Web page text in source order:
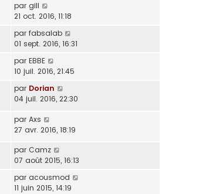
par gill
21 oct. 2016, 11:18
par fabsalab
01 sept. 2016, 16:31
par EBBE
10 juil. 2016, 21:45
par Dorian
04 juil. 2016, 22:30
par Axs
27 avr. 2016, 18:19
par Camz
07 août 2015, 16:13
par acousmod
11 juin 2015, 14:19